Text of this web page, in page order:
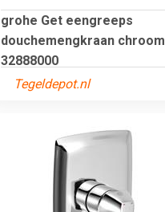
grohe Get eengreeps
douchemengkraan chroom
32888000
Tegeldepot.nl